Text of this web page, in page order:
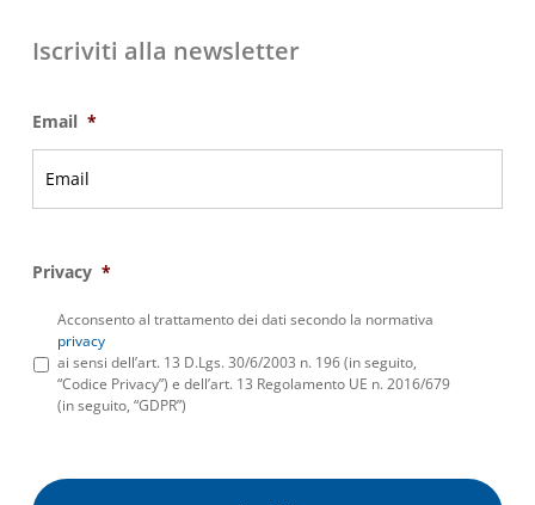
Iscriviti alla newsletter
Email *
Privacy *
Acconsento al trattamento dei dati secondo la normativa
privacy
ai sensi dell’art. 13 D.Lgs. 30/6/2003 n. 196 (in seguito,
“Codice Privacy”) e dell’art. 13 Regolamento UE n. 2016/679
(in seguito, “GDPR”)